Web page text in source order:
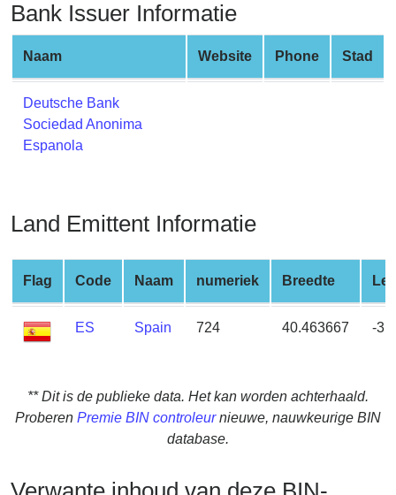
Generate
Credit
Card
from
BIN
Credit
Card
My
IP
Address
Lookup
Bank Issuer Informatie
Naam Website Phone Stad
Deutsche Bank
Sociedad Anonima
Espanola
Land Emittent Informatie
Flag Code Naam numeriek Breedte
ES Spain 724 40.463667 -
** Dit is de publieke data. Het kan worden achterhaald.
Proberen Premie BIN controleurnieuwe, nauwkeurige BIN
database.